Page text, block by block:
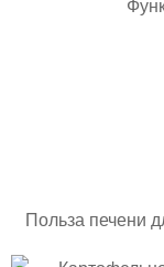
Польза печени